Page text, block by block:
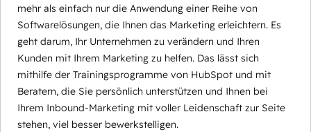
mehr als einfach nur die Anwendung einer Reihe von
Softwarelösungen, die Ihnen das Marketing erleichtern. Es
geht darum, Ihr Unternehmen zu verändern und Ihren
Kunden mit Ihrem Marketing zu helfen. Das lässt sich
mithilfe der Trainingsprogramme von HubSpot und mit
Beratern, die Sie persönlich unterstützen und Ihnen bei
Ihrem Inbound-Marketing mit voller Leidenschaft zur Seite
stehen, viel besser bewerkstelligen.